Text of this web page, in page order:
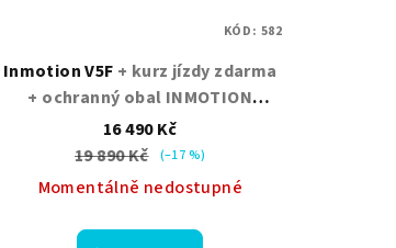
Inmotion V5F + kurz jízdy zdarma
+ ochranný obal INMOTION
zdarma
16 490 Kč
19 890 Kč
(–17 %)
Momentálně nedostupné
KÓD: 582